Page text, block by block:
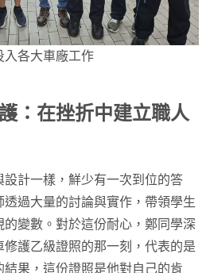
入各大車廠工作
：在挫折中建立職人
計一樣，鮮少有一次到位的答
過大量的討論與實作，帶領學生
變數。對於這份耐心，鄭同學深
護乙級證照的那一刻，代表的是
果，這份證照是他對自己的肯